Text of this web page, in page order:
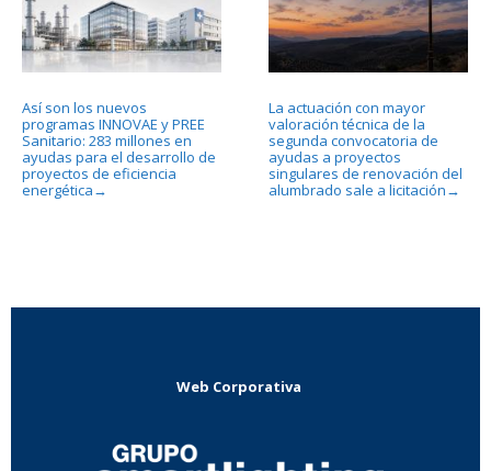
Así son los nuevos
programas INNOVAE y PREE
Sanitario: 283 millones en
ayudas para el desarrollo de
proyectos de eficiencia
energética →
La actuación con mayor
valoración técnica de la
segunda convocatoria de
ayudas a proyectos
singulares de renovación del
alumbrado sale a licitación →
Web Corporativa